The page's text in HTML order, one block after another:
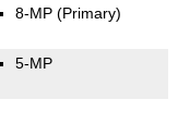
8-MP (Primary)
5-MP